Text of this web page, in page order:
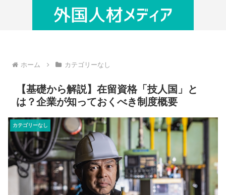
ホーム カテゴリーなし
【基礎から解説】在留資格「技人国」と
は？企業が知っておくべき制度概要
カテゴリーなし